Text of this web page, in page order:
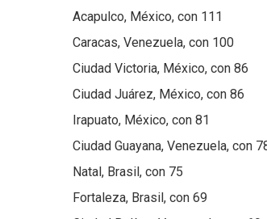
Acapulco, México, con 111
Caracas, Venezuela, con 100
Ciudad Victoria, México, con 86
Ciudad Juárez, México, con 86
Irapuato, México, con 81
Ciudad Guayana, Venezuela, con
Natal, Brasil, con 75
Fortaleza, Brasil, con 69